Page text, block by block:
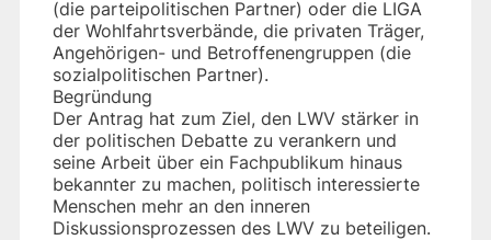
(die parteipolitischen Partner) oder die LIGA
der Wohlfahrtsverbände, die privaten Träger,
Angehörigen- und Betroffenengruppen (die
sozialpolitischen Partner).
Begründung
Der Antrag hat zum Ziel, den LWV stärker in
der politischen Debatte zu verankern und
seine Arbeit über ein Fachpublikum hinaus
bekannter zu machen, politisch interessierte
Menschen mehr an den inneren
Diskussionsprozessen des LWV zu beteiligen.